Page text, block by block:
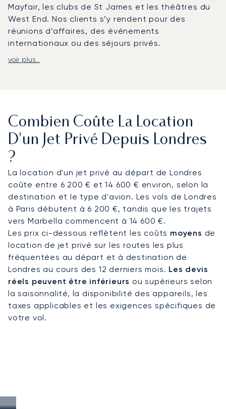
Mayfair, les clubs de St James et les théâtres du
West End. Nos clients s’y rendent pour des
réunions d’affaires, des événements
internationaux ou des séjours privés.
LunaJets organise des vols depuis et vers
Wharf. Biggin Hill se situe à environ 30 à 45
minutes du centre en voiture, tandis que
Farnborough, Luton et Stansted sont souvent
utilisés pour les vols long-courriers. Depuis ces
aéroports périphériques, des transferts en voiture
avec chauffeur ou en hélicoptère peuvent être
organisés vers les quartiers centraux ou vers
l’héliport de Battersea.
Nous organisons des vols vers le Royaume-Uni
tout au long de l’année et connaissons les
contraintes liées aux périodes de forte affluence,
notamment lors d’événements comme Wimbledon
ou la London Fashion Week. Situé à Victoria, dans
le quartier de Westminster, notre bureau de
Londres assure un suivi local pour l’organisation
de votre vol vers la capitale.
voir plus...
Combien Coûte La Location
D'un Jet Privé Depuis Londres
?
La location d'un jet privé au départ de Londres
coûte entre 6 200 € et 14 600 € environ, selon la
destination et le type d'avion. Les vols de Londres
à Paris débutent à 6 200 €, tandis que les trajets
vers Marbella commencent à 14 600 €.
Les prix ci-dessous reflètent les coûts moyens de
location de jet privé sur les routes les plus
fréquentées au départ et à destination de
Londres au cours des 12 derniers mois. Les devis
réels peuvent être inférieurs ou supérieurs selon
la saisonnalité, la disponibilité des appareils, les
taxes applicables et les exigences spécifiques de
votre vol.